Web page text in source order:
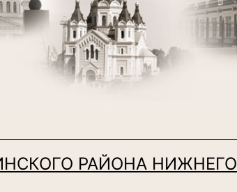
РАЙОНА НИЖНЕГО